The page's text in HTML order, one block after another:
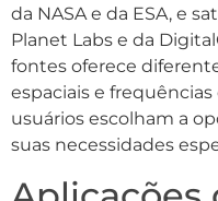
da NASA e da ESA, e
Planet Labs e da
fontes oferece
espaciais e
usuários escolham a
suas necessidades